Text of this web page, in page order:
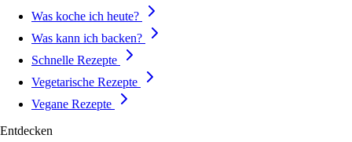
Was koche ich heute?
Was kann ich backen?
Schnelle Rezepte
Vegetarische Rezepte
Vegane Rezepte
Entdecken